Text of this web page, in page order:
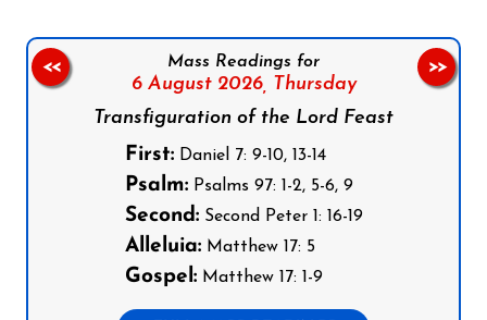
Mass Readings for
6 August 2026,
Thursday
Transfiguration of the Lord Feast
First:Daniel 7: 9-10, 13-14
Psalm:Psalms 97: 1-2, 5-6, 9
Second:Second Peter 1: 16-19
Alleluia:Matthew 17: 5
Gospel:Matthew 17: 1-9
<< >>